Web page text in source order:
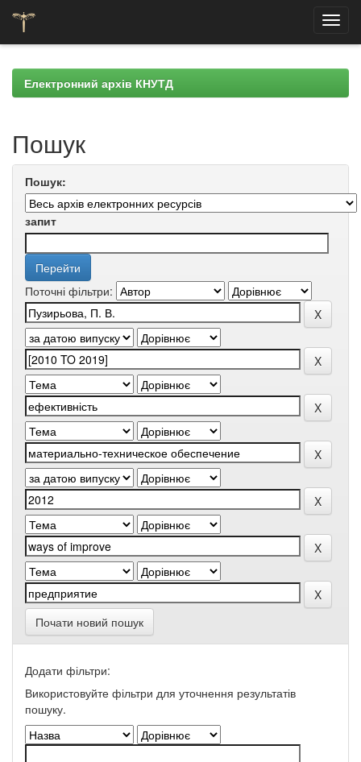
navigationЕлектронний архів КНУТД
Пошук
Пошук:
запит
Поточні фільтри:
Почати новий пошук
Додати фільтри:
Використовуйте фільтри для уточнення результатів
пошуку.